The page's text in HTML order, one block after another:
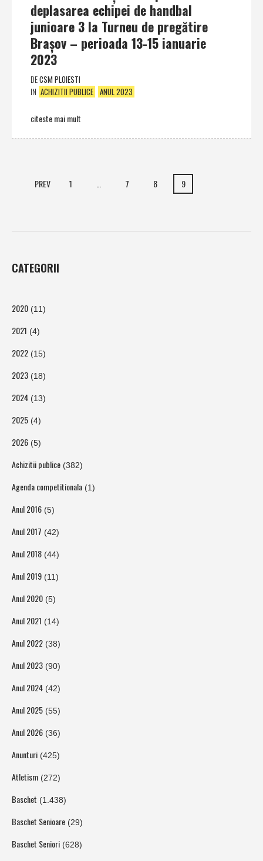
deplasarea echipei de handbal
junioare 3 la Turneu de pregătire
Braşov – perioada 13-15 ianuarie
2023
DECSM PLOIESTI
IN ACHIZITII PUBLICE ANUL 2023
citeste mai mult
PREV 1 … 7 8 9
CATEGORII
2020 (11)
2021 (4)
2022 (15)
2023 (18)
2024 (13)
2025 (4)
2026 (5)
Achizitii publice (382)
Agenda competitionala (1)
Anul 2016 (5)
Anul 2017 (42)
Anul 2018 (44)
Anul 2019 (11)
Anul 2020 (5)
Anul 2021 (14)
Anul 2022 (38)
Anul 2023 (90)
Anul 2024 (42)
Anul 2025 (55)
Anul 2026 (36)
Anunturi (425)
Atletism (272)
Baschet (1.438)
Baschet Senioare (29)
Baschet Seniori (628)